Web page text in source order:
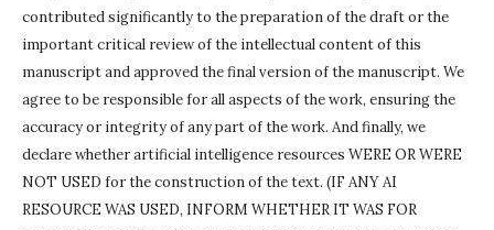
contributed significantly to the preparation of the draft or the
important critical review of the intellectual content of this
manuscript and approved the final version of the manuscript. We
agree to be responsible for all aspects of the work, ensuring the
accuracy or integrity of any part of the work. And finally, we
declare whether artificial intelligence resources WERE OR WERE
NOT USED for the construction of the text. (IF ANY AI
RESOURCE WAS USED, INFORM WHETHER IT WAS FOR